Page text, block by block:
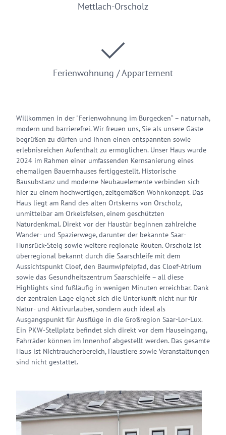
Mettlach-Orscholz
Ferienwohnung / Appartement
Willkommen in der "Ferienwohnung im Burgecken“ – naturnah,
modern und barrierefrei. Wir freuen uns, Sie als unsere Gäste
begrüßen zu dürfen und Ihnen einen entspannten sowie
erlebnisreichen Aufenthalt zu ermöglichen. Unser Haus wurde
2024 im Rahmen einer umfassenden Kernsanierung eines
ehemaligen Bauernhauses fertiggestellt. Historische
Bausubstanz und moderne Neubau­elemente verbinden sich
hier zu einem hochwertigen, zeitgemäßen Wohnkonzept. Das
Haus liegt am Rand des alten Ortskerns von Orscholz,
unmittelbar am Orkelsfelsen, einem geschützten
Naturdenkmal. Direkt vor der Haustür beginnen zahlreiche
Wander- und Spazierwege, darunter der bekannte Saar-
Hunsrück-Steig sowie weitere regionale Routen. Orscholz ist
überregional bekannt durch die Saarschleife mit dem
Aussichtspunkt Cloef, den Baumwipfelpfad, das Cloef-Atrium
sowie das Gesundheitszentrum Saarschleife – all diese
Highlights sind fußläufig in wenigen Minuten erreichbar. Dank
der zentralen Lage eignet sich die Unterkunft nicht nur für
Natur- und Aktivurlauber, sondern auch ideal als
Ausgangspunkt für Ausflüge in die Großregion Saar-Lor-Lux.
Ein PKW-Stellplatz befindet sich direkt vor dem Hauseingang,
Fahrräder können im Innenhof abgestellt werden. Das gesamte
Haus ist Nichtraucherbereich, Haustiere sowie Veranstaltungen
sind nicht gestattet.